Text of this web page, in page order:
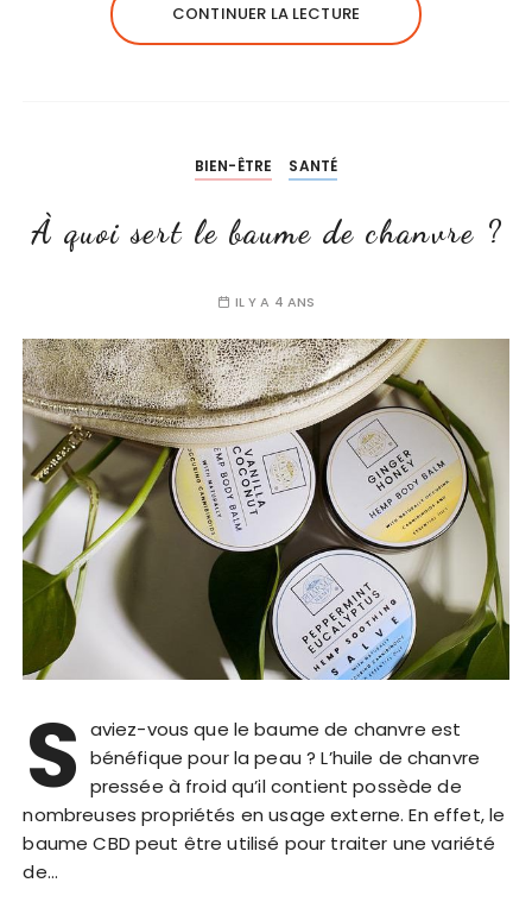
CONTINUER LA LECTURE
BIEN-ÊTRE SANTÉ
À quoi sert le baume de chanvre ?
IL Y A 4 ANS
S aviez-vous que le baume de chanvre est
bénéfique pour la peau ? L’huile de chanvre
pressée à froid qu’il contient possède de
nombreuses propriétés en usage externe. En effet, le
baume CBD peut être utilisé pour traiter une variété
de…